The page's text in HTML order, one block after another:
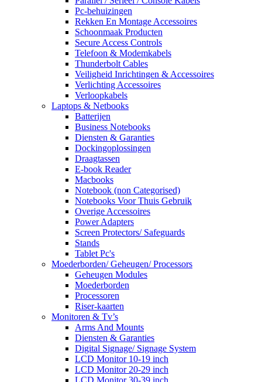
Pc-behuizingen
Rekken En Montage Accessoires
Schoonmaak Producten
Secure Access Controls
Telefoon & Modemkabels
Thunderbolt Cables
Veiligheid Inrichtingen & Accessoires
Verlichting Accessoires
Verloopkabels
Laptops & Netbooks
Batterijen
Business Notebooks
Diensten & Garanties
Dockingoplossingen
Draagtassen
E-book Reader
Macbooks
Notebook (non Categorised)
Notebooks Voor Thuis Gebruik
Overige Accessoires
Power Adapters
Screen Protectors/ Safeguards
Stands
Tablet Pc's
Moederborden/ Geheugen/ Processors
Geheugen Modules
Moederborden
Processoren
Riser-kaarten
Monitoren & Tv’s
Arms And Mounts
Diensten & Garanties
Digital Signage/ Signage System
LCD Monitor 10-19 inch
LCD Monitor 20-29 inch
LCD Monitor 30-39 inch